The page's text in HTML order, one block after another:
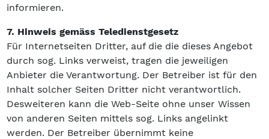
informieren.
7. Hinweis gemäss Teledienstgesetz
Für Internetseiten Dritter, auf die die dieses Angebot
durch sog. Links verweist, tragen die jeweiligen
Anbieter die Verantwortung. Der Betreiber ist für den
Inhalt solcher Seiten Dritter nicht verantwortlich.
Desweiteren kann die Web-Seite ohne unser Wissen
von anderen Seiten mittels sog. Links angelinkt
werden. Der Betreiber übernimmt keine